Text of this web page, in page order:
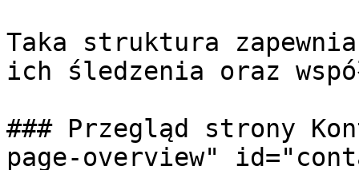
Taka struktura
ich śledzenia oraz
### Przegląd strony
page-overview"